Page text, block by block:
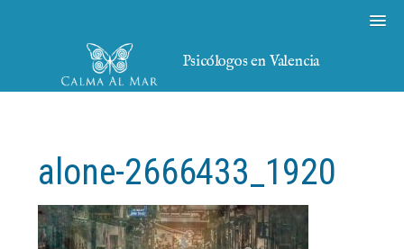
Psicólogos en Valencia
alone-2666433_1920